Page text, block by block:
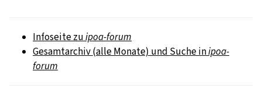
Infoseite zuipoa-forum
Gesamtarchiv (alle Monate) und Suche inipoa-
forum